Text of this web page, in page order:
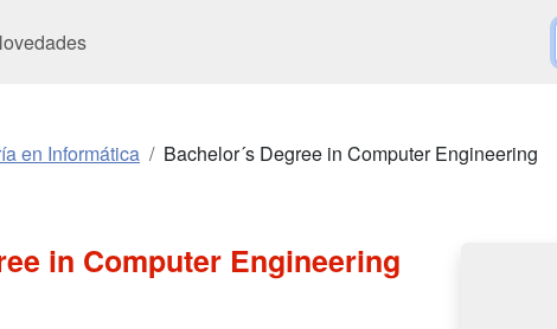
en Informática Bachelor´s Degree in Computer Engineering
in Computer Engineering